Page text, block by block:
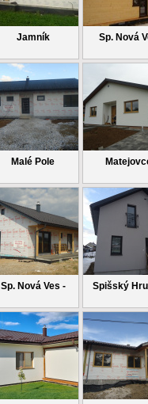
Jamník Sp. Nová
Malé Pole
Sp. Nová Ves - Spišský